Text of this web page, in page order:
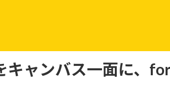
キャンバス一面に、